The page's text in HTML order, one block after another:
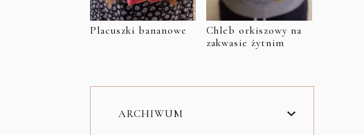
Placuszki bananowe
Chleb orkiszowy na
zakwasie żytnim
ARCHIWUM